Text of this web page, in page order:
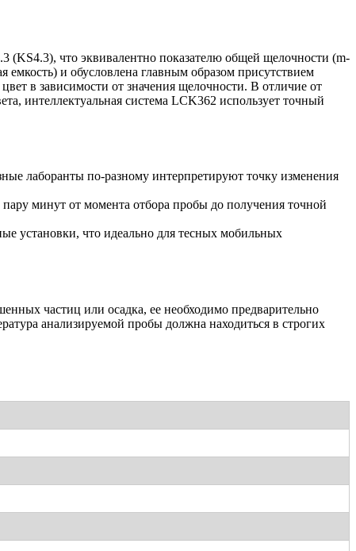
(KS4.3), что эквивалентно показателю общей щелочности (m-
и обусловлена главным образом присутствием
в зависимости от значения щелочности. В отличие от
интеллектуальная система LCK362 использует точный
лаборанты по-разному интерпретируют точку изменения
минут от момента отбора пробы до получения точной
установки, что идеально для тесных мобильных
частиц или осадка, ее необходимо предварительно
анализируемой пробы должна находиться в строгих